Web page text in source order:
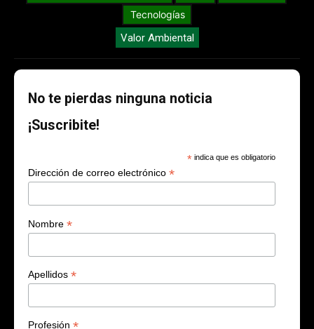
Tecnologías
Valor Ambiental
No te pierdas ninguna noticia
¡Suscribite!
* indica que es obligatorio
Dirección de correo electrónico *
Nombre *
Apellidos *
Profesión